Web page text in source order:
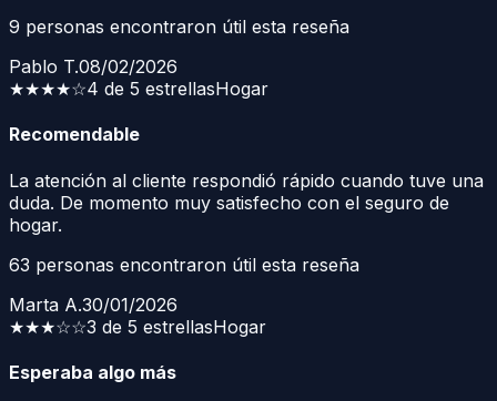
9 personas encontraron útil esta reseña
Pablo T.08/02/2026
★★★★☆4 de 5 estrellasHogar
Recomendable
La atención al cliente respondió rápido cuando tuve una
duda. De momento muy satisfecho con el seguro de
hogar.
63 personas encontraron útil esta reseña
Marta A.30/01/2026
★★★☆☆3 de 5 estrellasHogar
Esperaba algo más